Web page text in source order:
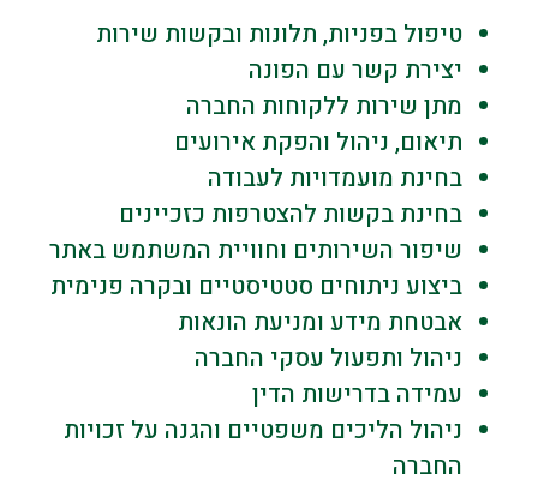
טיפול בפניות, תלונות ובקשות שירות
יצירת קשר עם הפונה
מתן שירות ללקוחות החברה
תיאום, ניהול והפקת אירועים
בחינת מועמדויות לעבודה
בחינת בקשות להצטרפות כזכיינים
שיפור השירותים וחוויית המשתמש באתר
ביצוע ניתוחים סטטיסטיים ובקרה פנימית
אבטחת מידע ומניעת הונאות
ניהול ותפעול עסקי החברה
עמידה בדרישות הדין
ניהול הליכים משפטיים והגנה על זכויות
החברה